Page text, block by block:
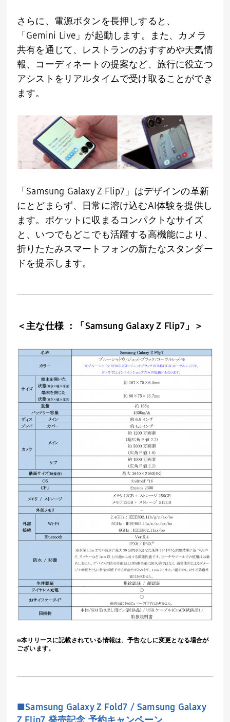
さらに、電源ボタンを長押しすると、
「 Gemini Live 」が起動します。また、カメラ
共有を通じて、レストランのおすすめや天気情
報、コーディネートの提案など、旅行に役立つ
アシストをリアルタイムで受け取ることができ
ます。
「 Samsung Galaxy Z Flip7 」はデザインの革新
にとどまらず、日常に溶け込むAI体験を提供し
ます。ポケットに収まるコンパクトなサイズ
と、いつでもどこでも活躍する高機能により、
折りたたみスマートフォンの新たなスタンダー
ドを提示します。
＜主な仕様 ：「 Samsung Galaxy Z Flip7」＞
※本リリースに記載されている情報は、予告なしに変更となる場合が
ございます。
■Samsung Galaxy Z Fold7 / Samsung Galaxy